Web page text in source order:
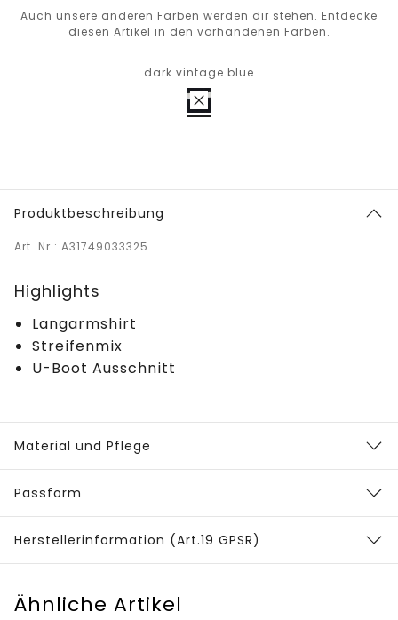
Auch unsere anderen Farben werden dir stehen. Entdecke
diesen Artikel in den vorhandenen Farben.
dark vintage blue
Produktbeschreibung
Art. Nr.: A31749033325
Highlights
Langarmshirt
Streifenmix
U-Boot Ausschnitt
Material und Pflege
Passform
Herstellerinformation (Art.19 GPSR)
Ähnliche Artikel